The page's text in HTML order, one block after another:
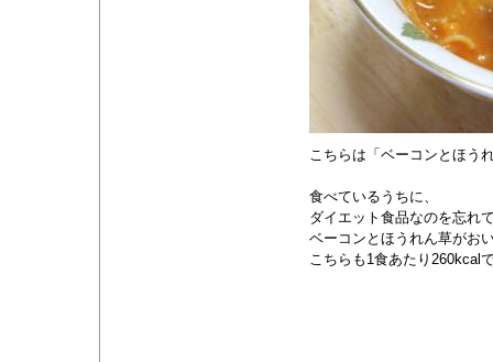
こちらは「ベーコンとほう
食べているうちに、
ダイエット食品なのを忘れ
ベーコンとほうれん草がお
こちらも1食あたり260kcal